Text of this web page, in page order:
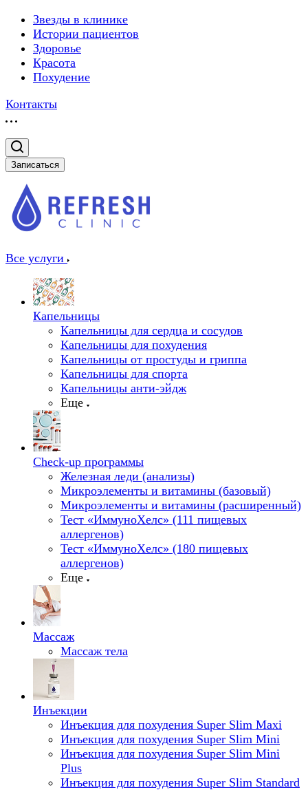
Звезды в клинике
Истории пациентов
Здоровье
Красота
Похудение
Контакты
Записаться
Все услуги
Капельницы
Капельницы для сердца и сосудов
Капельницы для похудения
Капельницы от простуды и гриппа
Капельницы для спорта
Капельницы анти-эйдж
Еще
Check-up программы
Железная леди (анализы)
Микроэлементы и витамины (базовый)
Микроэлементы и витамины (расширенный)
Тест «ИммуноХелс» (111 пищевых
аллергенов)
Тест «ИммуноХелс» (180 пищевых
аллергенов)
Еще
Массаж
Массаж тела
Инъекции
Инъекция для похудения Super Slim Maxi
Инъекция для похудения Super Slim Mini
Инъекция для похудения Super Slim Mini
Plus
Инъекция для похудения Super Slim Standard